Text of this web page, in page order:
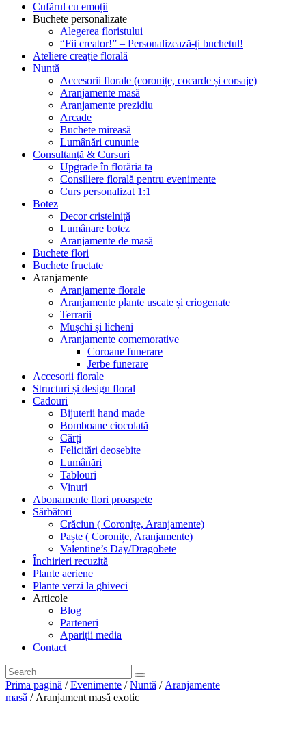
Cufărul cu emoții
Buchete personalizate
Alegerea floristului
“Fii creator!” – Personalizează-ți buchetul!
Ateliere creație florală
Nuntă
Accesorii florale (coronițe, cocarde și corsaje)
Aranjamente masă
Aranjamente prezidiu
Arcade
Buchete mireasă
Lumânări cununie
Consultanță & Cursuri
Upgrade în florăria ta
Consiliere florală pentru evenimente
Curs personalizat 1:1
Botez
Decor cristelniță
Lumânare botez
Aranjamente de masă
Buchete flori
Buchete fructate
Aranjamente
Aranjamente florale
Aranjamente plante uscate și criogenate
Terrarii
Mușchi și licheni
Aranjamente comemorative
Coroane funerare
Jerbe funerare
Accesorii florale
Structuri și design floral
Cadouri
Bijuterii hand made
Bomboane ciocolată
Cărți
Felicitări deosebite
Lumânări
Tablouri
Vinuri
Abonamente flori proaspete
Sărbători
Crăciun ( Coronițe, Aranjamente)
Paște ( Coronițe, Aranjamente)
Valentine’s Day/Dragobete
Închirieri recuzită
Plante aeriene
Plante verzi la ghiveci
Articole
Blog
Parteneri
Apariții media
Contact
Prima pagină /Evenimente /Nuntă / Aranjamente
masă / Aranjament masă exotic